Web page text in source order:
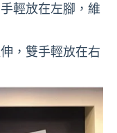
輕放在左腳，維
，雙手輕放在右